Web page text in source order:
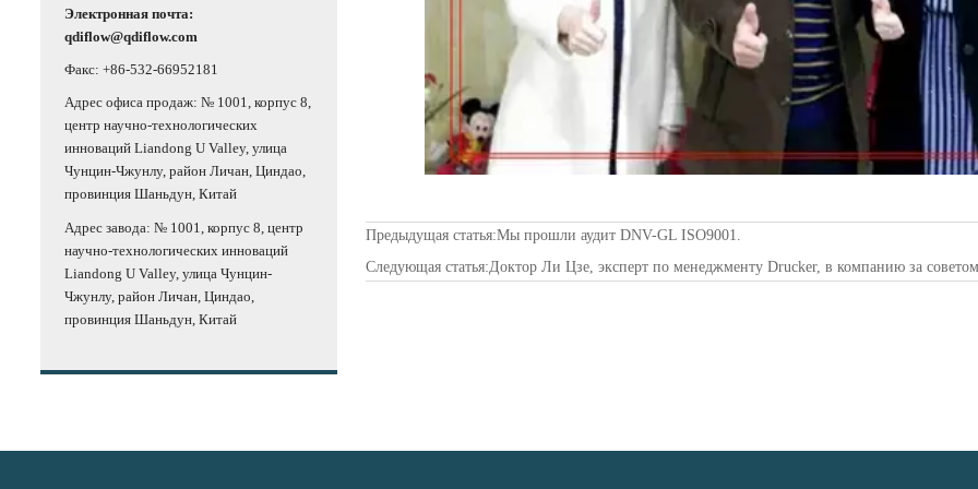
Электронная почта:
qdiflow@qdiflow.com
Факс: +86-532-66952181
Адрес офиса продаж: № 1001, корпус 8,
центр научно-технологических
инноваций Liandong U Valley, улица
Чунцин-Чжунлу, район Личан, Циндао,
провинция Шаньдун, Китай
Адрес завода: № 1001, корпус 8, центр
научно-технологических инноваций
Liandong U Valley, улица Чунцин-
Чжунлу, район Личан, Циндао,
провинция Шаньдун, Китай
Предыдущая статья:Мы прошли аудит DNV-GL ISO9001.
Следующая статья:Доктор Ли Цзе, эксперт по менеджменту Drucker, в компанию за